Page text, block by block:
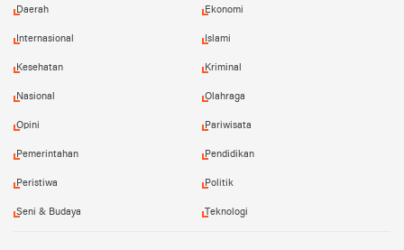
Daerah Ekonomi
Internasional Islami
Kesehatan Kriminal
Nasional Olahraga
Opini Pariwisata
Pemerintahan Pendidikan
Peristiwa Politik
Seni & Budaya Teknologi